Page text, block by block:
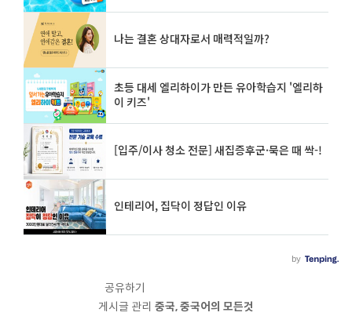
공유하기
게시글 관리 중국, 중국어의 모든것